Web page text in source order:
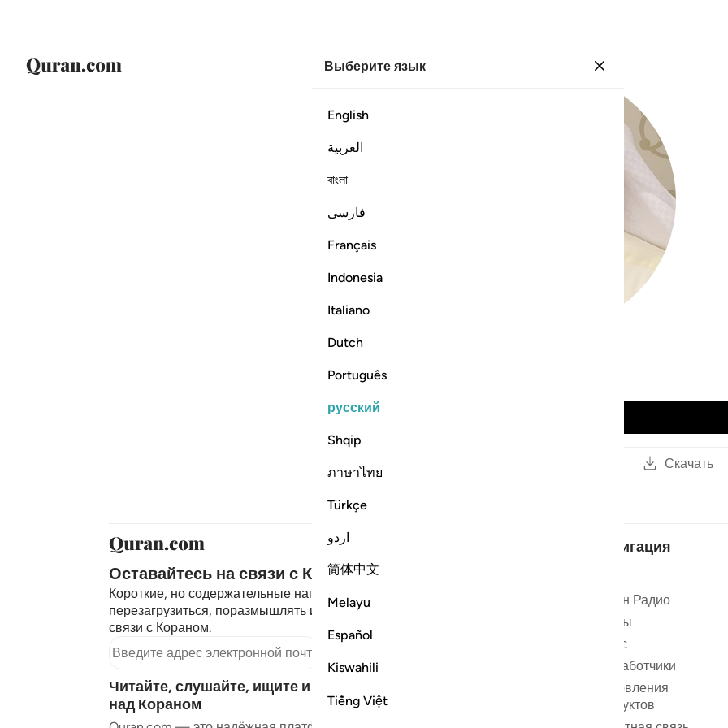
Выберите язык
English
العربية
বাংলা
فارسی
Français
Indonesia
Italiano
Dutch
Português
русский
Shqip
ภาษาไทย
Türkçe
اردو
简体中文
Melayu
Español
Kiswahili
Tiếng Việt
Скачать
Оставайтесь на связи с Кораном ❤️
Короткие, но содержательные напоминания, чтобы
перезагрузиться, поразмышлять и оставаться на
связи с Кораном.
Читайте, слушайте, ищите и размышляйте
над Кораном
Навигация
Коран Радио
Чтецы
О нас
Разработчики
Обновления
продуктов